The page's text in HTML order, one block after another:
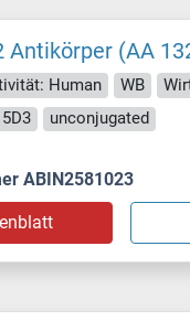
Antikörper (AA
Human WB
5D3 unconjugated
ABIN2581023